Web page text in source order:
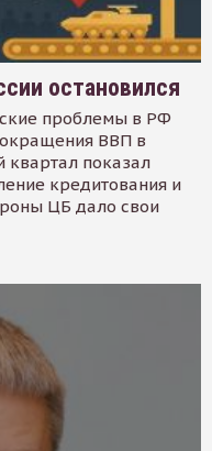
остановился
проблемы в РФ
ВВП в
квартал показал
кредитования и
ЦБ дало свои